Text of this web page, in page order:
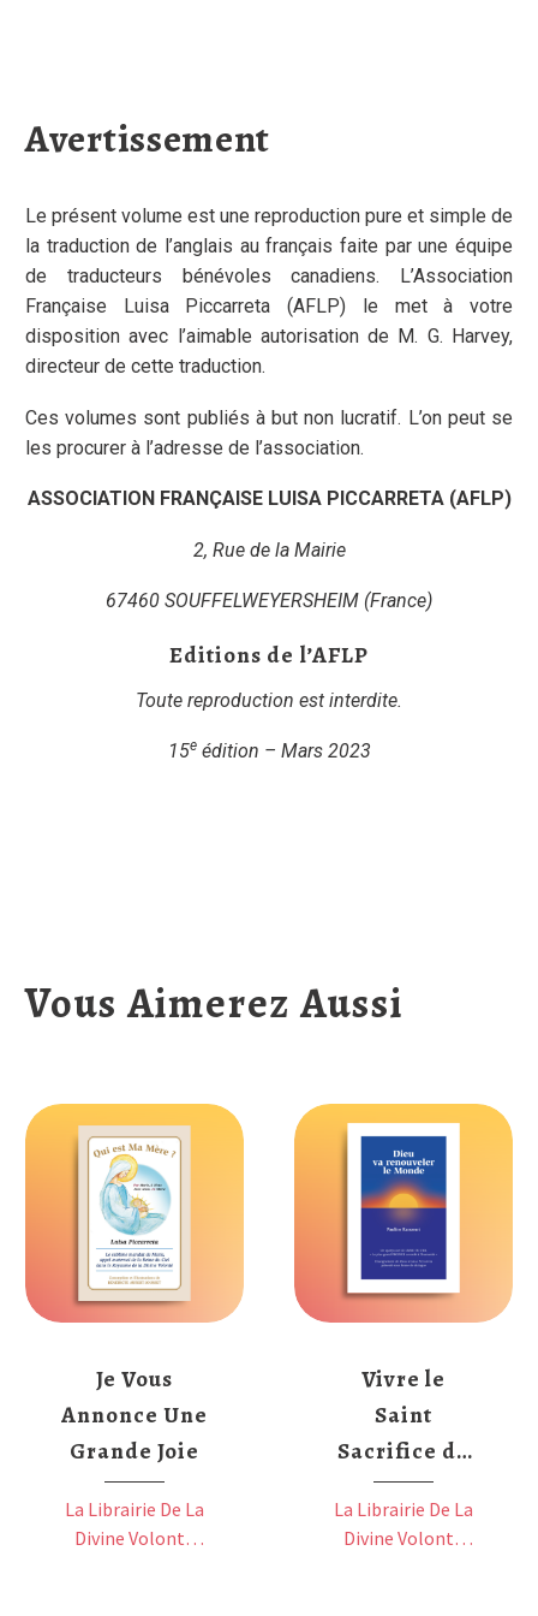
Avertissement
Le présent volume est une reproduction pure et simple de
la traduction de l’anglais au français faite par une équipe
de traducteurs bénévoles canadiens. L’Association
Française Luisa Piccarreta (AFLP) le met à votre
disposition avec l’aimable autorisation de M. G. Harvey,
directeur de cette traduction.
Ces volumes sont publiés à but non lucratif. L’on peut se
les procurer à l’adresse de l’association.
ASSOCIATION FRANÇAISE LUISA PICCARRETA (AFLP)
2, Rue de la Mairie
67460 SOUFFELWEYERSHEIM (France)
Editions de l’AFLP
Toute reproduction est interdite.
15eédition – Mars 2023
Vous Aimerez Aussi
est
Ma
Mère
?
–
Le
Sublime
de
Marie
Je Vous
Annonce Une
Grande Joie
La Librairie De La
Divine Volonté
Dieu
Va
Renouveler
Le
Monde
Vivre le
Saint
Sacrifice de
la Messe
dans la
La Librairie De La
Divine Volonté